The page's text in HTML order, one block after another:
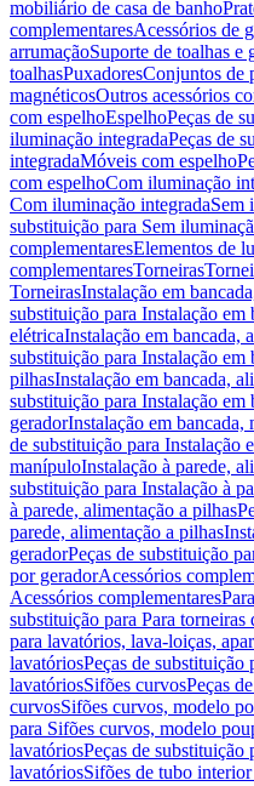
mobiliário de casa de banho
complementaresAcessórios de
arrumaçãoSuporte de toalhas e
toalhasPuxadoresConjuntos de
magnéticosOutros acessórios
com espelhoEspelhoPeças de
iluminação integradaPeças de
integradaMóveis com espelho
com espelhoCom iluminação
Com iluminação integradaSem
substituição para Sem
complementaresElementos de
complementaresTorneiras
TorneirasInstalação em
substituição para Instalação em
elétricaInstalação em bancada,
substituição para Instalação em
pilhasInstalação em bancada,
substituição para Instalação em
geradorInstalação em
de substituição para Instalação
manípuloInstalação à parede,
substituição para Instalação à
à parede, alimentação a pilhas
parede, alimentação a pilhas
geradorPeças de substituição
por geradorAcessórios
Acessórios complementares
substituição para Para torneiras
para lavatórios, lava-loiças,
lavatóriosPeças de substituição
lavatóriosSifões curvosPeças
curvosSifões curvos, modelo
para Sifões curvos, modelo
lavatóriosPeças de substituição
lavatóriosSifões de tubo